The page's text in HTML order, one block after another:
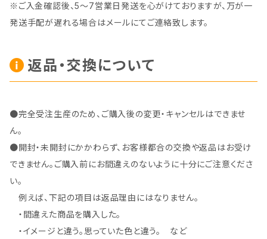
※ご入金確認後、5～7営業日発送を心がけておりますが、万が一
発送手配が遅れる場合はメールにてご連絡致します。
返品・交換について
●完全受注生産のため、ご購入後の変更・キャンセルはできませ
ん。
●開封・未開封にかかわらず、お客様都合の交換や返品はお受け
できません。ご購入前にお間違えのないように十分にご注意くださ
い。
例えば、下記の項目は返品理由にはなりません。
・間違えた商品を購入した。
・イメージと違う。思っていた色と違う。 など